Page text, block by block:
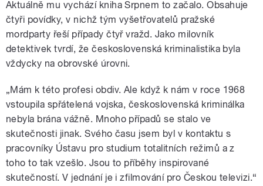
Aktuálně mu vychází kniha Srpnem to začalo. Obsahuje
čtyři povídky, v nichž tým vyšetřovatelů pražské
mordparty řeší případy čtyř vražd. Jako milovník
detektivek tvrdí, že československá kriminalistika byla
vždycky na obrovské úrovni.
„Mám k této profesi obdiv. Ale když k nám v roce 1968
vstoupila spřátelená vojska, československá kriminálka
nebyla brána vážně. Mnoho případů se stalo ve
skutečnosti jinak. Svého času jsem byl v kontaktu s
pracovníky Ústavu pro studium totalitních režimů a z
toho to tak vzešlo. Jsou to příběhy inspirované
skutečností. V jednání je i zfilmování pro Českou televizi.“